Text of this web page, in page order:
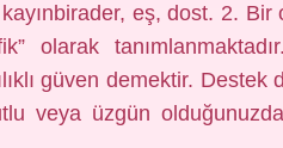
eş, dost. 2.
olarak
güven demektir. Destek
veya üzgün